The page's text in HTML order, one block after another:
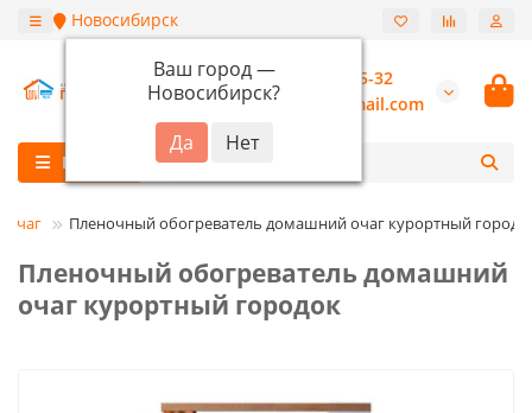
Новосибирск
Ваш город —
Новосибирск?
+7 (913) 987-55-32
burannsk@gmail.com
Каталог
Пленочный обогреватель домашний очаг курортный
Пленочный обогреватель домашний
очаг курортный городок